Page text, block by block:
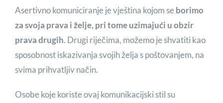
Asertivno komuniciranje je vještina kojom seborimo
za svoja prava i želje, pri tome uzimajući u obzir
prava drugih. Drugi riječima, možemo je shvatiti kao
sposobnost iskazivanja svojih želja s poštovanjem, na
svima prihvatljiv način.
Osobe koje koriste ovaj komunikacijski stil su